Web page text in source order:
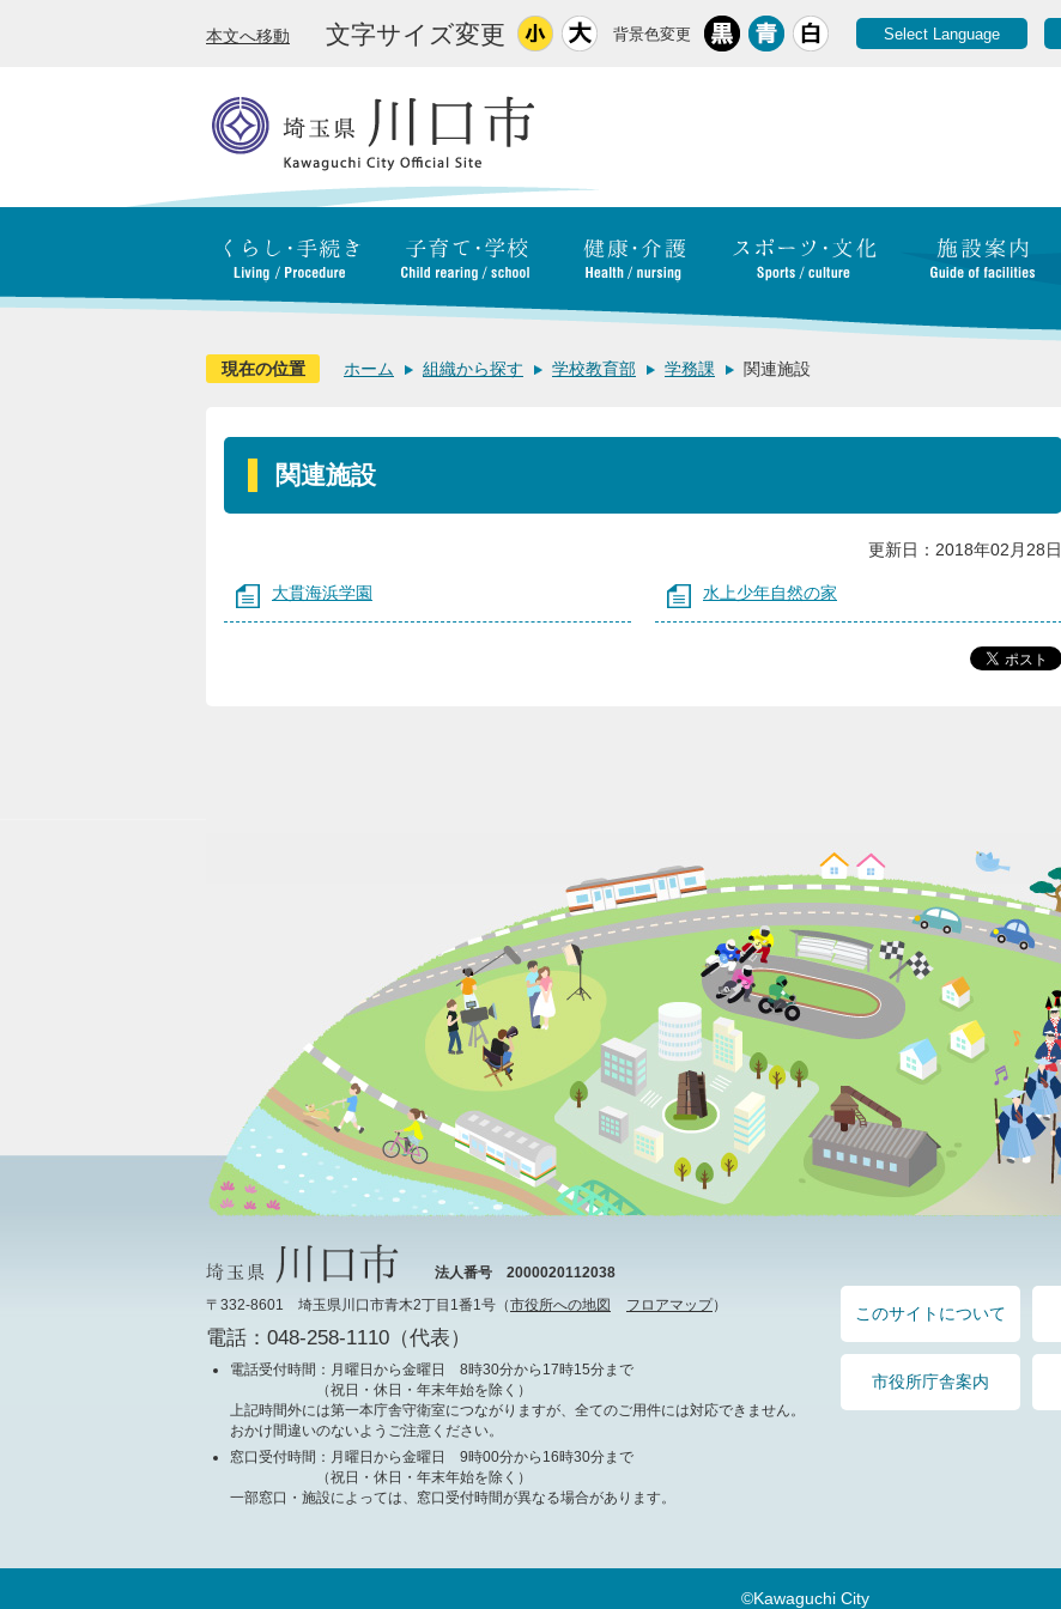
本文へ移動 文字サイズ変更 背景色変更 Select Language
現在の位置 ホーム 組織から探す 学校教育部 学務課 関連施設
関連施設
更新日：2018年02月28日
大貫海浜学園 水上少年自然の家
法人番号 2000020112038
〒332-8601 埼玉県川口市青木2丁目1番1号（市役所への地図 フロアマップ）
電話：048-258-1110（代表）
電話受付時間 ：月曜日から金曜日 8時30分から17時15分まで
（祝日・休日・年末年始を除く）
上記時間外には第一本庁舎守衛室につながりますが、全てのご用件には対応できません。
おかけ間違いのないようご注意ください。
窓口受付時間 ：月曜日から金曜日 9時00分から16時30分まで
（祝日・休日・年末年始を除く）
一部窓口・施設によっては、窓口受付時間が異なる場合があります。
このサイトについて
市役所庁舎案内
©Kawaguchi City